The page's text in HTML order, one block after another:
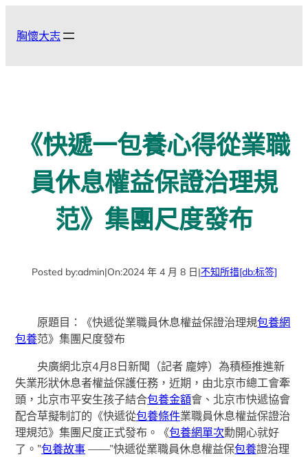
胸懷大志
《快遞一包養心得從業職
員休息權益保證治理規
范》集團尺度發布
Posted by:admin|On:2024 年 4 月 8 日|不知所措[db:标签]
原題目：《快遞從業職員休息權益保證治理規包養網
包養范》集團尺度發布
央廣網北京4月8日新聞（記者 龐婷）為積極推進新
失業形狀休息者權益保護任務，近期，由北京市總工會牽
頭，北京市平安生孩子結合包養金額會、北京市快遞協會
配合草擬制訂的《快遞從包養條件業職員休息權益保證治
理規范》集團尺度正式發布。《包養網單次勳開心就好
了。”包養故事 ——”快遞從業職員休息權益保包養證治理